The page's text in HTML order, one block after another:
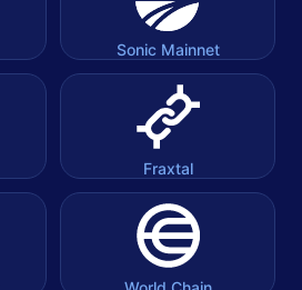
Sonic Mainnet
Fraxtal